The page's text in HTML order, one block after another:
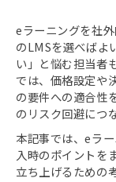
eラーニングを社
のLMSを選べばよ
い」と悩む担当者
では、価格設定や
の要件への適合性
のリスク回避につ
本記事では、eラ
入時のポイントを
立ち上げるための